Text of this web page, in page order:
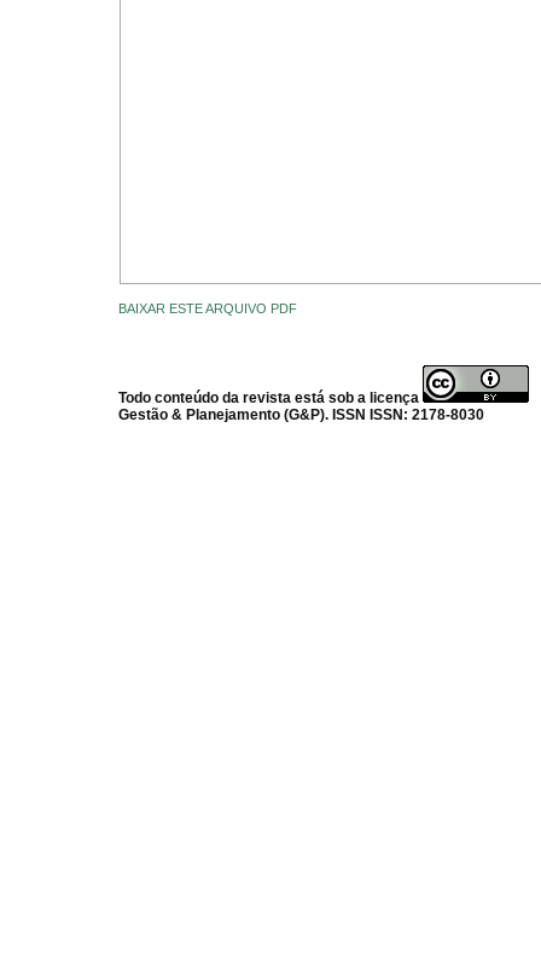
BAIXAR ESTE ARQUIVO PDF
Todo conteúdo da revista está sob a licença
Gestão & Planejamento (G&P). ISSN ISSN: 2178-8030